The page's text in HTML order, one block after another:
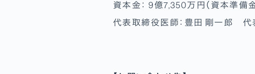
資本金： 9億7,350万円（資本準備
代表取締役医師：豊田 剛一郎 代